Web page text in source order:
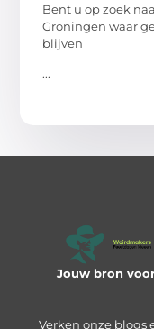
Bent u op zoek
Groningen waar
blijven
...
Jouw bron
Verken onze blogs